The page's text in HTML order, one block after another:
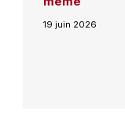
19 juin 2026